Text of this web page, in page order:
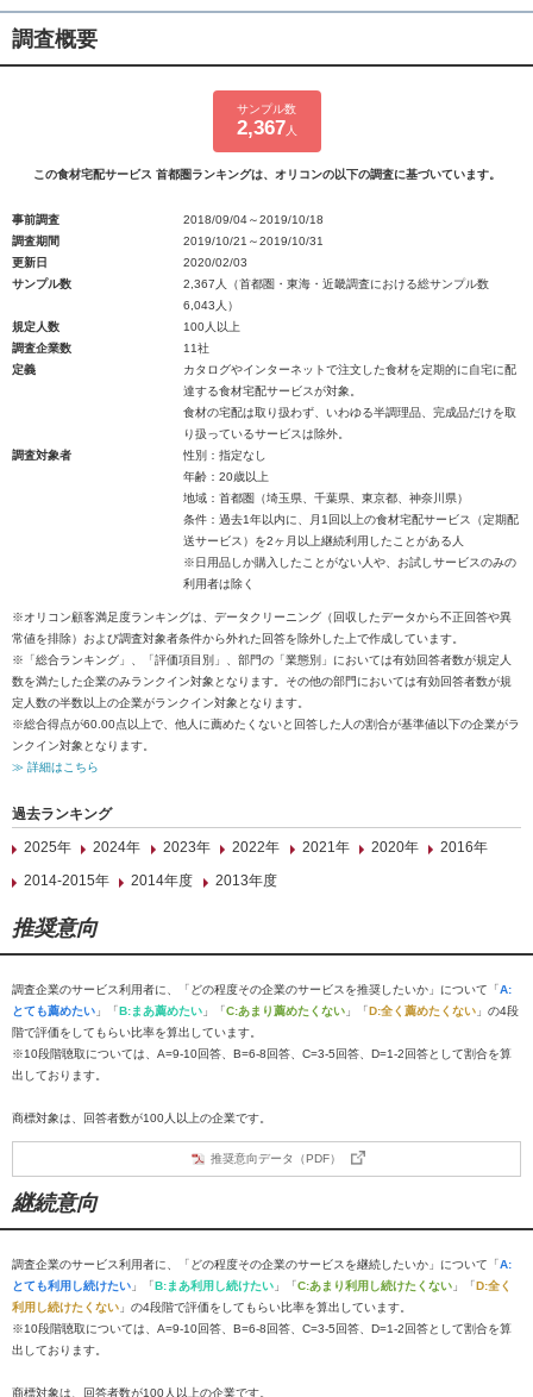
調査概要
サンプル数
2,367 人
この食材宅配サービス 首都圏ランキングは、オリコンの以下の調査に基づいています。
事前調査
2018/09/04～2019/10/18
調査期間
2019/10/21～2019/10/31
更新日
2020/02/03
サンプル数
2,367人（首都圏・東海・近畿調査における総サンプル数
6,043人）
規定人数
100人以上
調査企業数
11社
定義
カタログやインターネットで注文した食材を定期的に自宅に配
達する食材宅配サービスが対象。
食材の宅配は取り扱わず、いわゆる半調理品、完成品だけを取
り扱っているサービスは除外。
調査対象者
性別：指定なし
年齢：20歳以上
地域：首都圏（埼玉県、千葉県、東京都、神奈川県）
条件：過去1年以内に、月1回以上の食材宅配サービス（定期配
送サービス）を2ヶ月以上継続利用したことがある人
※日用品しか購入したことがない人や、お試しサービスのみの
利用者は除く
※オリコン顧客満足度ランキングは、データクリーニング（回収したデータから不正回答や異
常値を排除）および調査対象者条件から外れた回答を除外した上で作成しています。
※「総合ランキング」、「評価項目別」、部門の「業態別」においては有効回答者数が規定人
数を満たした企業のみランクイン対象となります。その他の部門においては有効回答者数が規
定人数の半数以上の企業がランクイン対象となります。
※総合得点が60.00点以上で、他人に薦めたくないと回答した人の割合が基準値以下の企業がラ
ンクイン対象となります。
≫ 詳細はこちら
過去ランキング
2025年
2024年 2023年 2022年 2021年 2020年
2016年
2014-2015年
2014年度 2013年度
推奨意向
調査企業のサービス利用者に、「どの程度その企業のサービスを推奨したいか」について「A:
とても薦めたい 」「B:まあ薦めたい 」「C:あまり薦めたくない 」「D:全く薦めたくない 」の4段
階で評価をしてもらい比率を算出しています。
※10段階聴取については、A=9-10回答、B=6-8回答、C=3-5回答、D=1-2回答として割合を算
出しております。
商標対象は、回答者数が100人以上の企業です。
推奨意向データ（PDF）
継続意向
調査企業のサービス利用者に、「どの程度その企業のサービスを継続したいか」について「A:
とても利用し続けたい 」「B:まあ利用し続けたい 」「C:あまり利用し続けたくない 」「D:全く
利用し続けたくない 」の4段階で評価をしてもらい比率を算出しています。
※10段階聴取については、A=9-10回答、B=6-8回答、C=3-5回答、D=1-2回答として割合を算
出しております。
商標対象は、回答者数が100人以上の企業です。